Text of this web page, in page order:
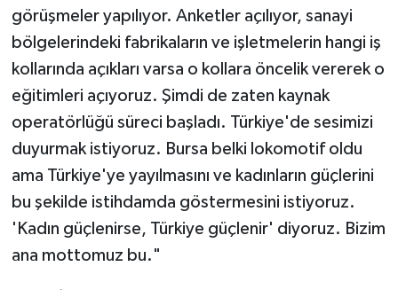
görüşmeler yapılıyor. Anketler açılıyor, sanayi
bölgelerindeki fabrikaların ve işletmelerin hangi iş
kollarında açıkları varsa o kollara öncelik vererek o
eğitimleri açıyoruz. Şimdi de zaten kaynak
operatörlüğü süreci başladı. Türkiye'de sesimizi
duyurmak istiyoruz. Bursa belki lokomotif oldu
ama Türkiye'ye yayılmasını ve kadınların güçlerini
bu şekilde istihdamda göstermesini istiyoruz.
'Kadın güçlenirse, Türkiye güçlenir' diyoruz. Bizim
ana mottomuz bu."